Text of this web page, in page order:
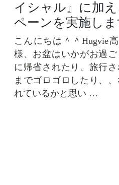
イシャル』に加
ペーンを実施しま
こんにちは＾＾Hugvie
様、お盆はいかがお過
に帰省されたり、旅行
までゴロゴロしたり、
れているかと思い …